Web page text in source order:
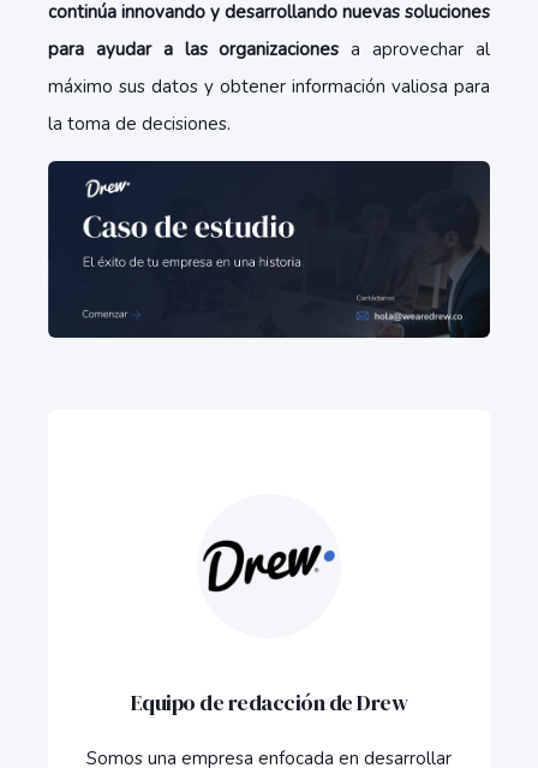
continúa innovando y desarrollando nuevas soluciones
para ayudar a las organizaciones a aprovechar al
máximo sus datos y obtener información valiosa para
la toma de decisiones.
Equipo de redacción de Drew
Somos una empresa enfocada en desarrollar